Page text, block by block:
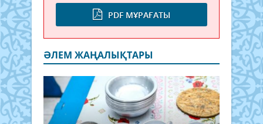
PDF МҰРАҒАТЫ
ӘЛЕМ ЖАҢАЛЫҚТАРЫ